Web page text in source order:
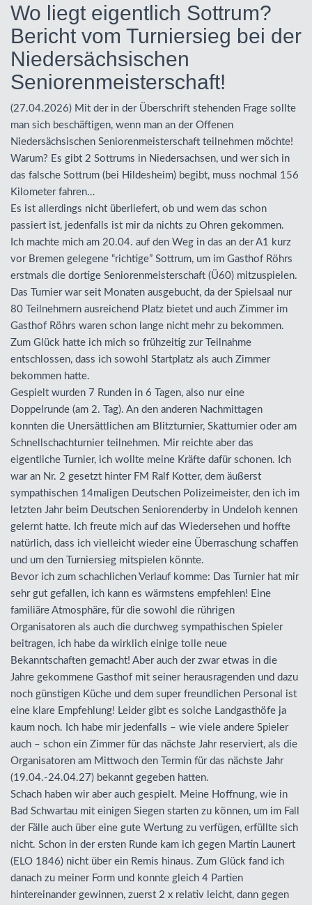
Wo liegt eigentlich Sottrum?
Bericht vom Turniersieg bei der
Niedersächsischen
Seniorenmeisterschaft!
(27.04.2026) Mit der in der Überschrift stehenden Frage sollte
man sich beschäftigen, wenn man an der Offenen
Niedersächsischen Seniorenmeisterschaft teilnehmen möchte!
Warum? Es gibt 2 Sottrums in Niedersachsen, und wer sich in
das falsche Sottrum (bei Hildesheim) begibt, muss nochmal 156
Kilometer fahren…
Es ist allerdings nicht überliefert, ob und wem das schon
passiert ist, jedenfalls ist mir da nichts zu Ohren gekommen.
Ich machte mich am 20.04. auf den Weg in das an der A1 kurz
vor Bremen gelegene “richtige” Sottrum, um im Gasthof Röhrs
erstmals die dortige Seniorenmeisterschaft (Ü60) mitzuspielen.
Das Turnier war seit Monaten ausgebucht, da der Spielsaal nur
80 Teilnehmern ausreichend Platz bietet und auch Zimmer im
Gasthof Röhrs waren schon lange nicht mehr zu bekommen.
Zum Glück hatte ich mich so frühzeitig zur Teilnahme
entschlossen, dass ich sowohl Startplatz als auch Zimmer
bekommen hatte.
Gespielt wurden 7 Runden in 6 Tagen, also nur eine
Doppelrunde (am 2. Tag). An den anderen Nachmittagen
konnten die Unersättlichen am Blitzturnier, Skatturnier oder am
Schnellschachturnier teilnehmen. Mir reichte aber das
eigentliche Turnier, ich wollte meine Kräfte dafür schonen. Ich
war an Nr. 2 gesetzt hinter FM Ralf Kotter, dem äußerst
sympathischen 14maligen Deutschen Polizeimeister, den ich im
letzten Jahr beim Deutschen Seniorenderby in Undeloh kennen
gelernt hatte. Ich freute mich auf das Wiedersehen und hoffte
natürlich, dass ich vielleicht wieder eine Überraschung schaffen
und um den Turniersieg mitspielen könnte.
Bevor ich zum schachlichen Verlauf komme: Das Turnier hat mir
sehr gut gefallen, ich kann es wärmstens empfehlen! Eine
familiäre Atmosphäre, für die sowohl die rührigen
Organisatoren als auch die durchweg sympathischen Spieler
beitragen, ich habe da wirklich einige tolle neue
Bekanntschaften gemacht! Aber auch der zwar etwas in die
Jahre gekommene Gasthof mit seiner herausragenden und dazu
noch günstigen Küche und dem super freundlichen Personal ist
eine klare Empfehlung! Leider gibt es solche Landgasthöfe ja
kaum noch. Ich habe mir jedenfalls – wie viele andere Spieler
auch – schon ein Zimmer für das nächste Jahr reserviert, als die
Organisatoren am Mittwoch den Termin für das nächste Jahr
(19.04.-24.04.27) bekannt gegeben hatten.
Schach haben wir aber auch gespielt. Meine Hoffnung, wie in
Bad Schwartau mit einigen Siegen starten zu können, um im Fall
der Fälle auch über eine gute Wertung zu verfügen, erfüllte sich
nicht. Schon in der ersten Runde kam ich gegen Martin Launert
(ELO 1846) nicht über ein Remis hinaus. Zum Glück fand ich
danach zu meiner Form und konnte gleich 4 Partien
hintereinander gewinnen, zuerst 2 x relativ leicht, dann gegen